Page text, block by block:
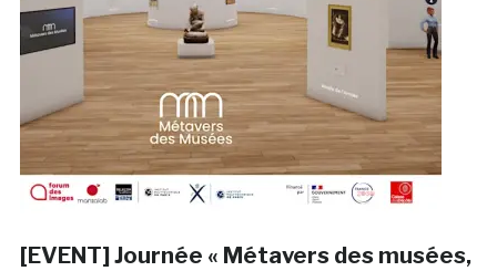
[EVENT] Journée « Métavers des musées,